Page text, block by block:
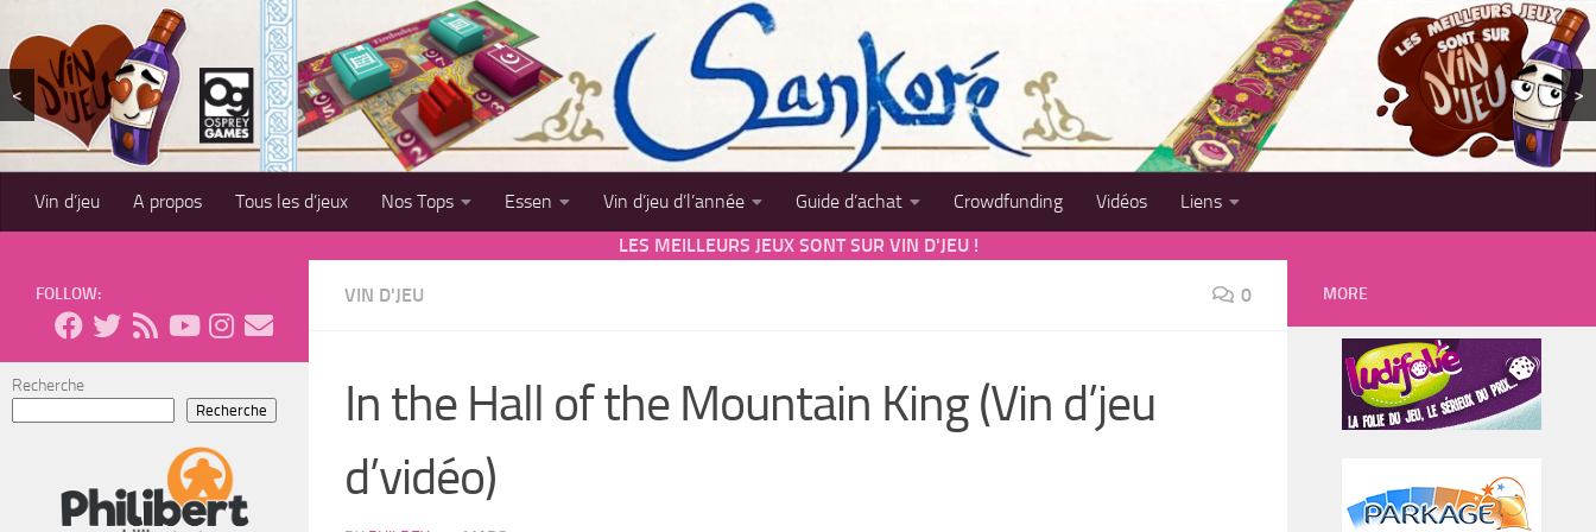
Skip to content
< >
Vin d’jeu A propos Tous les d’jeux Nos Tops Essen Vin d’jeu d’l’année Guide d’achat Crowdfunding Vidéos
Liens
LES MEILLEURS JEUX SONT SUR VIN D'JEU !
VIN D'JEU 0
In the Hall of the Mountain King (Vin d’jeu
d’vidéo)
FOLLOW:
Recherche
Recherche
MORE